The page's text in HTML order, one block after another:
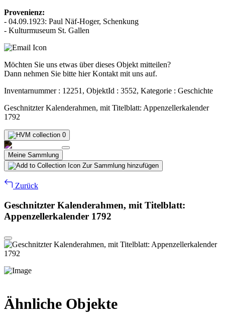
Provenienz:
- 04.09.1923: Paul Näf-Hoger, Schenkung
- Kulturmuseum St. Gallen
Möchten Sie uns etwas über dieses Objekt mitteilen?
Dann nehmen Sie bitte hier Kontakt mit uns auf.
Inventarnummer : 12251, ObjektId : 3552, Kategorie : Geschichte
Geschnitzter Kalenderahmen, mit Titelblatt: Appenzellerkalender
1792
0
Meine Sammlung
Zur Sammlung hinzufügen
Zurück
Geschnitzter Kalenderahmen, mit Titelblatt:
Appenzellerkalender 1792
Ähnliche Objekte